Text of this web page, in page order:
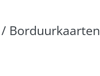
/ Borduurkaarten